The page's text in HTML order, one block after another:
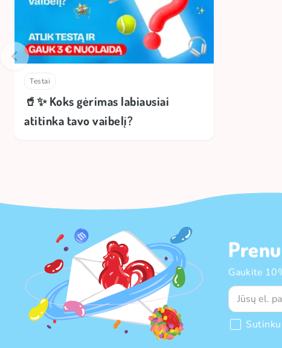
Testai
🥤✨ Koks gėrimas labiausiai
atitinka tavo vaibelį?
Gaukite